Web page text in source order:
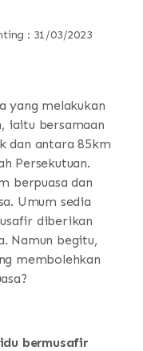
: 31/03/2023
yang melakukan
iaitu bersamaan
dan antara 85km
Persekutuan.
berpuasa dan
Umum sedia
diberikan
Namun begitu,
membolehkan
bermusafir